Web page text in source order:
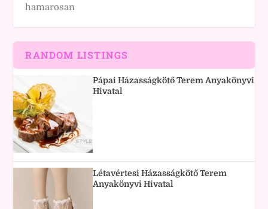
hamarosan
RANDOM LISTINGS
Pápai Házasságkötő Terem Anyakönyvi
Hivatal
Létavértesi Házasságkötő Terem
Anyakönyvi Hivatal